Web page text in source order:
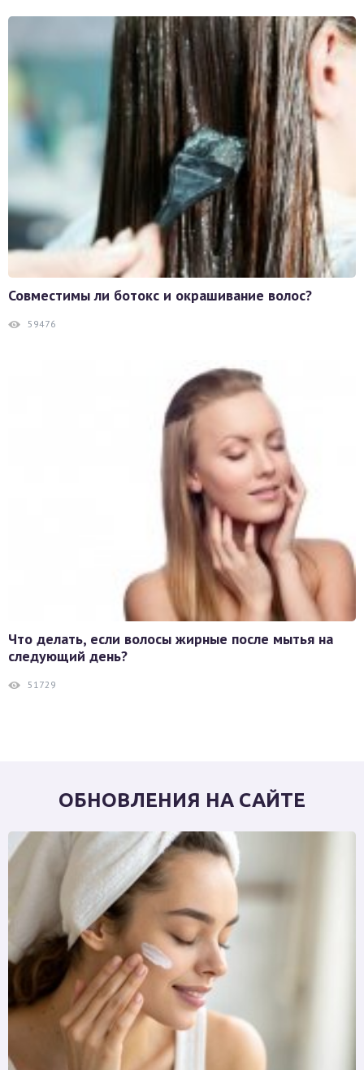
Совместимы ли ботокс и окрашивание волос?
59476
Что делать, если волосы жирные после мытья на
следующий день?
51729
ОБНОВЛЕНИЯ НА САЙТЕ